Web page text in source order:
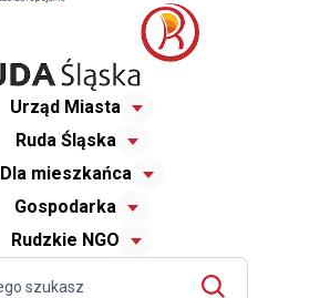
Urząd Miasta
Ruda Śląska
Dla mieszkańca
Gospodarka
Rudzkie NGO